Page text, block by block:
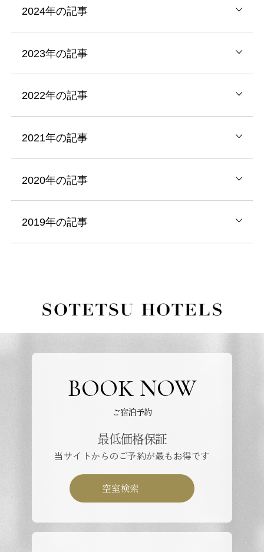
2024年の記事
2023年の記事
2022年の記事
2021年の記事
2020年の記事
2019年の記事
BOOK NOW
ご宿泊予約
最低価格保証
当サイトからのご予約が最もお得です
空室検索